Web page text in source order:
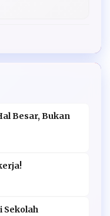
Besar, Bukan
Sekolah